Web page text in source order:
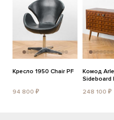
Кресло 1950 Chair PF
94 800 ₽
Комод
Sideboard
248 100 ₽